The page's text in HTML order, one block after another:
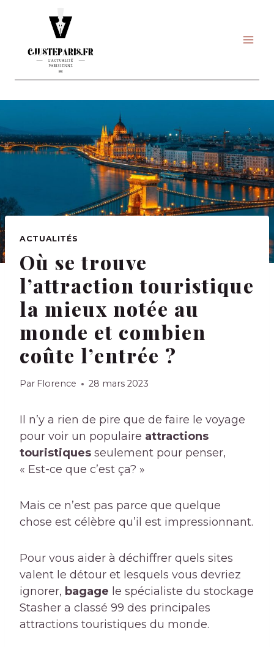
ACTUALITÉS
Où se trouve
l’attraction touristique
la mieux notée au
monde et combien
coûte l’entrée ?
Par Florence 28 mars 2023
Il n’y a rien de pire que de faire le voyage
pour voir un populaire attractions
touristiques seulement pour penser,
« Est-ce que c’est ça? »
Mais ce n’est pas parce que quelque
chose est célèbre qu’il est impressionnant.
Pour vous aider à déchiffrer quels sites
valent le détour et lesquels vous devriez
ignorer, bagage le spécialiste du stockage
Stasher a classé 99 des principales
attractions touristiques du monde.